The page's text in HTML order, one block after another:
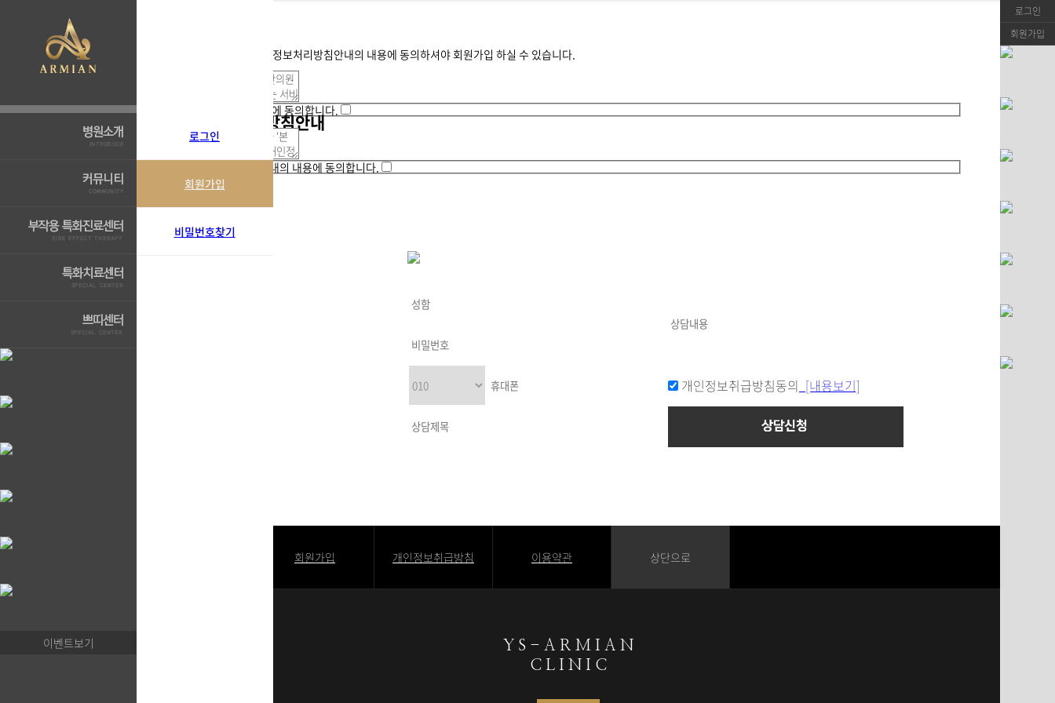
이벤트보기
로그인
회원가입
로그인
회원가입
비밀번호찾기
회원가입약관 및 개인정보처리방침안내의 내용에 동의하셔야 회원가입 하실 수 있습니다.
회원가입약관의 내용에 동의합니다.
개인정보처리방침안내
개인정보처리방침안내의 내용에 동의합니다.
개인정보취급방침동의 [내용보기]
회원가입 개인정보취급방침 이용약관 상단으로
Y S - A R M I A N
C L I N I C